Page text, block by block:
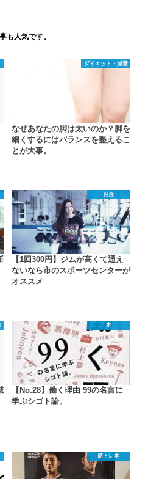
も人気です。
ダイエット・減量
なぜあなたの脚は太いのか？脚を
細くするにはバランスを整えるこ
とが大事。
お金
【1回300円】ジムが高くて通え
ないなら市のスポーツセンターが
オススメ
本
【No.28】働く理由 99の名言に
学ぶシゴト論。
筋トレ本